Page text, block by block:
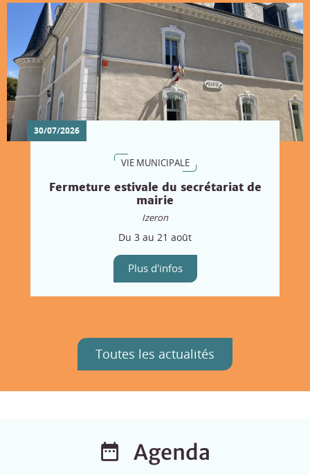
30/07/2026
VIE MUNICIPALE
Fermeture estivale du secrétariat de
mairie
Izeron
Du 3 au 21 août
Plus d'infos
Toutes les actualités
Agenda